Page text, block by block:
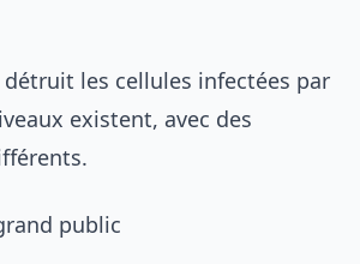
les cellules infectées par
existent, avec des
public